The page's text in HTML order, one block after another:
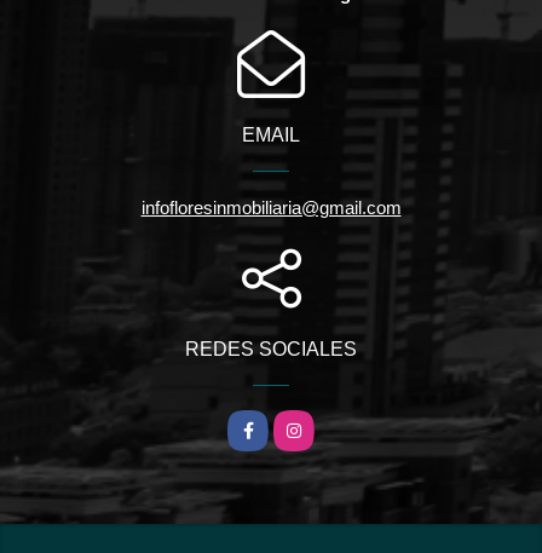
EMAIL
infofloresinmobiliaria@gmail.com
REDES SOCIALES
FacebookInstagram